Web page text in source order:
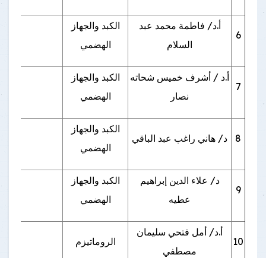
6
أ.د/ فاطمة محمد عبد
السلام
الكبد والجهاز
الهضمي
7
أ.د / أشرف خميس شحاته
نصار
الكبد والجهاز
الهضمي
8 د/ هاني راغب عبد الباقي
الكبد والجهاز
الهضمي
9
د/ علاء الدين إبراهيم
عطيه
الكبد والجهاز
الهضمي
10
أ.د/ أمل فتحي سليمان
مصطفي
الروماتيزم